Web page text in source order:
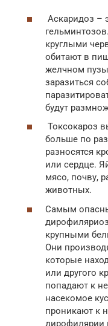
Аскаридоз –
круглыми
обитают в
желчном
заразиться
будут
Токсокароз
больше по
разносятся
или сердце.
мясо, почву,
животных.
Самым
крупными
Они
которые
или другого
попадают к
насекомое
проникают к
дирофилярии